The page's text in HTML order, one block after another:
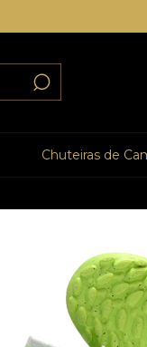
Chuteiras de